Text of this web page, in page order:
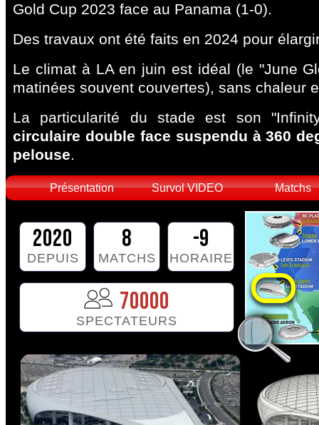
Gold Cup 2023 face au Panama (1-0).
Des travaux ont été faits en 2024 pour
Le climat à LA en juin est idéal (le "June
matinées souvent couvertes), sans chaleur
La particularité du stade est son
circulaire double face suspendu à 360
pelouse.
Présentation Survol VIDEO Matchs
2020
DEPUIS
8
MATCHS
-9
HORAIRE
70000
SPECTATEURS